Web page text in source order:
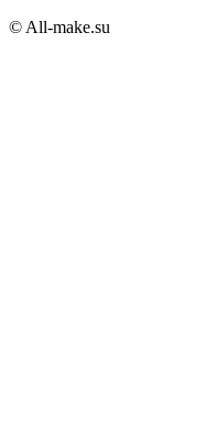
© All-make.su